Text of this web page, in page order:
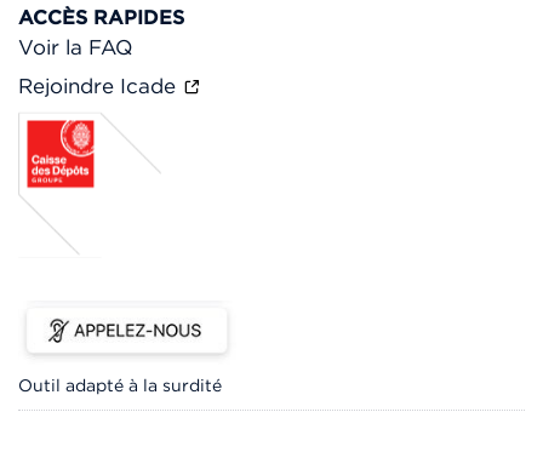
ACCÈS RAPIDES
Voir la FAQ
Rejoindre Icade
Outil adapté à la surdité